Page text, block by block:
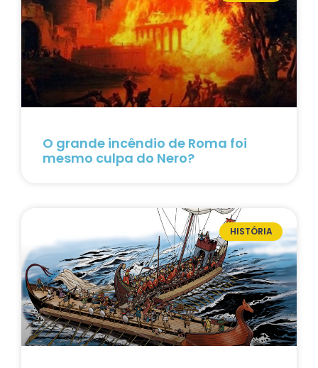
O grande incêndio de Roma foi
mesmo culpa do Nero?
HISTÓRIA